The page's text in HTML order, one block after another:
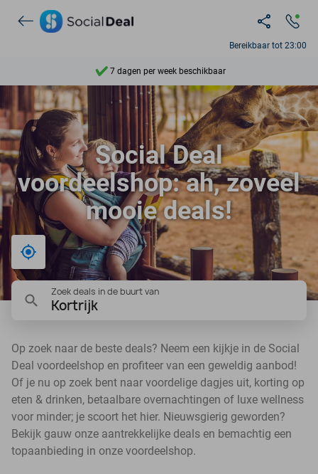
Bereikbaar tot 23:00
7 dagen per week beschikbaar
10+ miljoen leden
9,4
Ontdek 15.000+ deals
Social Deal
voordeelshop: ah, zoveel
mooie deals!
Bij mij in de buurt
Zoek deals in de buurt van
Kortrijk
Op zoek naar de beste deals? Neem een kijkje in de Social
Deal voordeelshop en profiteer van een geweldig aanbod!
Of je nu op zoek bent naar voordelige dagjes uit, korting op
eten & drinken, betaalbare overnachtingen of luxe wellness
voor minder; je scoort het hier. Nieuwsgierig geworden?
Bekijk gauw onze aantrekkelijke deals en bemachtig een
topaanbieding in onze voordeelshop.